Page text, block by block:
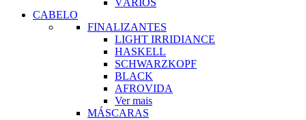
CABELO
FINALIZANTES
LIGHT IRRIDIANCE
HASKELL
SCHWARZKOPF
BLACK
AFROVIDA
Ver mais
MÁSCARAS